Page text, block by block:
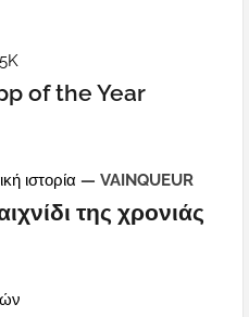
of the Year
ιστορία — VAINQUEUR
της χρονιάς